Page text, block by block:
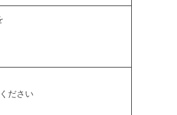
ださい